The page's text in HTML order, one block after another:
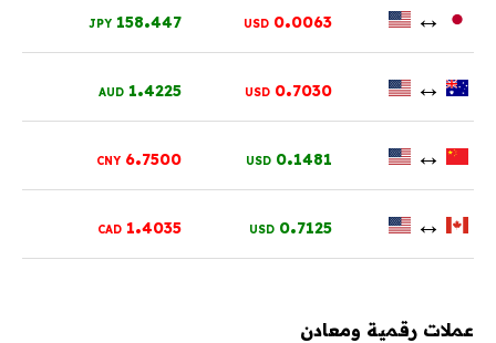
↔
0.0063
USD
158.447
JPY
↔
0.7030
USD
1.4225
AUD
↔
0.1481
USD
6.7500
CNY
↔
0.7125
USD
1.4035
CAD
عملات رقمية ومعادن